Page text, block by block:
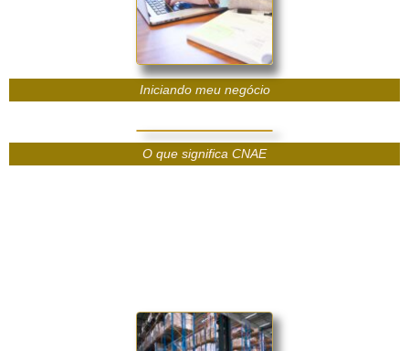
Iniciando meu negócio
O que significa CNAE